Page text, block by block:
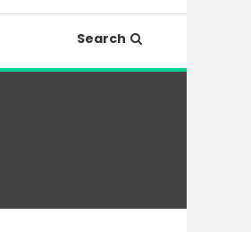
Search